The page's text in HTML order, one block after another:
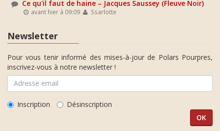
Ce qu'il faut de haine – Jacques Saussey (Fleuve Noir)
avant hier à 09:09 Ssarlotte
Newsletter
Pour vous tenir informé des mises-à-jour de Polars Pourpres,
inscrivez-vous à notre newsletter !
Inscription Désinscription